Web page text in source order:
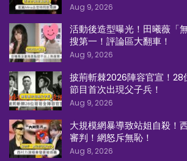
Aug 9, 2026
活動後造型曝光！田曦薇「
搜第一！評論區大翻車！
Aug 9, 2026
披荊斬棘2026陣容官宣！28
節目首次出現父子兵！
Aug 9, 2026
大規模網暴導致站姐自殺！
審判！網怒斥無恥！
Aug 8, 2026